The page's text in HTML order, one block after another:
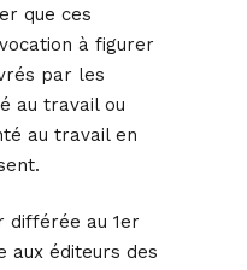
que ces
à figurer
par les
au travail ou
au travail en
différée au 1er
aux éditeurs des